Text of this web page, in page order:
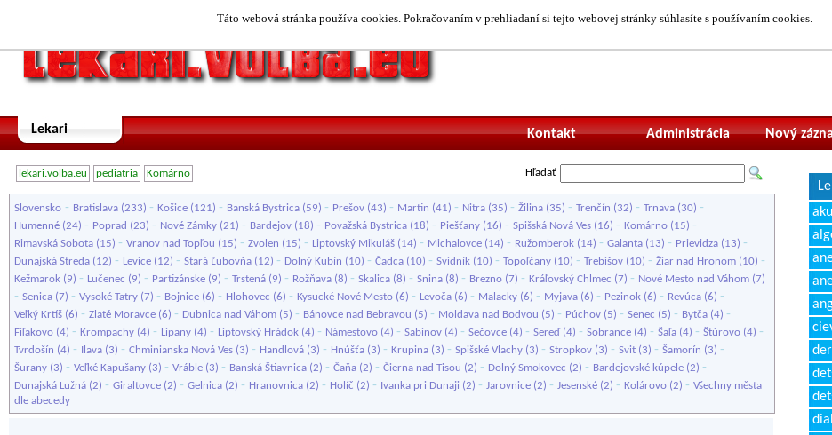
Táto webová stránka používa cookies. Pokračovaním v prehliadaní si tejto webovej stránky súhlasíte s používaním cookies.
Lekari Nový
Administrácia
Kontakt
lekari.volba.eu pediatria Komárno Hľadať
Slovensko - Bratislava (233) - Košice (121) - Banská Bystrica (59) - Prešov (43) - Martin (41) - Nitra (35) - Žilina (35) - Trenčín (32) - Trnava (30) -
Humenné (24) - Poprad (23) - Nové Zámky (21) - Bardejov (18) - Považská Bystrica (18) - Piešťany (16) - Spišská Nová Ves (16) - Komárno (15) -
Rimavská Sobota (15) - Vranov nad Topľou (15) - Zvolen (15) - Liptovský Mikuláš (14) - Michalovce (14) - Ružomberok (14) - Galanta (13) - Prievidza (13) -
Dunajská Streda (12) - Levice (12) - Stará Ľubovňa (12) - Dolný Kubín (10) - Čadca (10) - Svidník (10) - Topoľčany (10) - Trebišov (10) - Žiar nad Hronom (10) -
Kežmarok (9) - Lučenec (9) - Partizánske (9) - Trstená (9) - Rožňava (8) - Skalica (8) - Snina (8) - Brezno (7) - Kráľovský Chlmec (7) - Nové Mesto nad Váhom (7)
- Senica (7) - Vysoké Tatry (7) - Bojnice (6) - Hlohovec (6) - Kysucké Nové Mesto (6) - Levoča (6) - Malacky (6) - Myjava (6) - Pezinok (6) - Revúca (6) -
Veľký Krtíš (6) - Zlaté Moravce (6) - Dubnica nad Váhom (5) - Bánovce nad Bebravou (5) - Moldava nad Bodvou (5) - Púchov (5) - Senec (5) - Bytča (4) -
Fiľakovo (4) - Krompachy (4) - Lipany (4) - Liptovský Hrádok (4) - Námestovo (4) - Sabinov (4) - Sečovce (4) - Sereď(4) - Sobrance (4) - Šaľa (4) - Štúrovo (4) -
Tvrdošín (4) - Ilava (3) - Chminianska Nová Ves (3) - Handlová (3) - Hnúšťa (3) - Krupina (3) - Spišské Vlachy (3) - Stropkov (3) - Svit (3) - Šamorín (3) -
Šurany (3) - Veľké Kapušany (3) - Vráble (3) - Banská Štiavnica (2) - Čaňa (2) - Čierna nad Tisou (2) - Dolný Smokovec (2) - Bardejovské kúpele (2) -
Dunajská Lužná (2) - Giraltovce (2) - Gelnica (2) - Hranovnica (2) - Holíč (2) - Ivanka pri Dunaji (2) - Jarovnice (2) - Jesenské (2) - Kolárovo (2) - Všechny města
dle abecedy